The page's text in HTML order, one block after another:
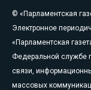
© «Парламентская
Электронное
«Парламентская
Федеральной службе
связи,
массовых